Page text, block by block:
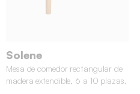
Solene
Mesa de comedor rectangular de
madera extendible, 6 a 10 plazas,